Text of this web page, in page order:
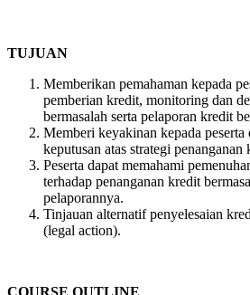
TUJUAN
Memberikan pemahaman kepada
pemberian kredit, monitoring dan
bermasalah serta pelaporan kredit
Memberi keyakinan kepada peserta
keputusan atas strategi penanganan
Peserta dapat memahami
terhadap penanganan kredit
pelaporannya.
Tinjauan alternatif penyelesaian
(legal action).
COURSE OUTLINE